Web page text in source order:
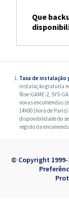
Que
Taxa de
instalação gratuita
Rise-GAME-2, SYS-
novas encomendas
14h00 (hora de Paris)
disponibilidade do
registo da
© Copyright 1999-